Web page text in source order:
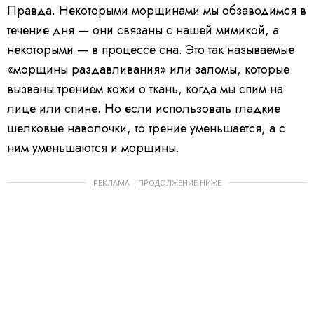
Правда. Некоторыми морщинами мы обзаводимся в
течение дня — они связаны с нашей мимикой, а
некоторыми — в процессе сна. Это так называемые
«морщины раздавливания» или заломы, которые
вызваны трением кожи о ткань, когда мы спим на
лице или спине. Но если использовать гладкие
шелковые наволочки, то трение уменьшается, а с
ним уменьшаются и морщины.
РЕКЛАМА – ПРОДОЛЖЕНИЕ НИЖЕ